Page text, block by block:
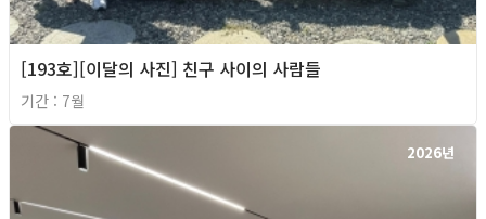
[193호][이달의 사진] 친구 사이의 사람들
기간 : 7월
2026년